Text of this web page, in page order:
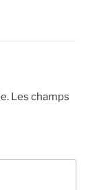
Les champs